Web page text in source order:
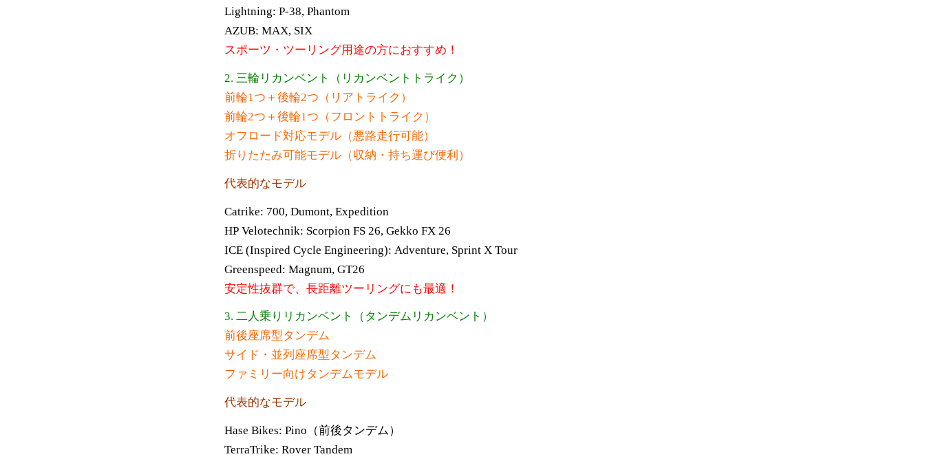
Lightning: P-38, Phantom
AZUB: MAX, SIX
スポーツ・ツーリング用途の方におすすめ！
2. 三輪リカンベント（リカンベントトライク）
前輪1つ＋後輪2つ（リアトライク）
前輪2つ＋後輪1つ（フロントトライク）
オフロード対応モデル（悪路走行可能）
折りたたみ可能モデル（収納・持ち運び便利）
代表的なモデル
Catrike: 700, Dumont, Expedition
HP Velotechnik: Scorpion FS 26, Gekko FX 26
ICE (Inspired Cycle Engineering): Adventure, Sprint X Tour
Greenspeed: Magnum, GT26
安定性抜群で、長距離ツーリングにも最適！
3. 二人乗りリカンベント（タンデムリカンベント）
前後座席型タンデム
サイド・並列座席型タンデム
ファミリー向けタンデムモデル
代表的なモデル
Hase Bikes: Pino（前後タンデム）
TerraTrike: Rover Tandem